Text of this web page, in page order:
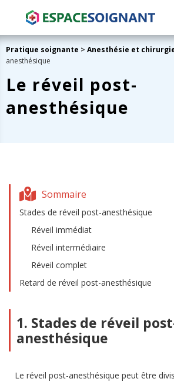
Pratique soignante > Anesthésie et
anesthésique
Le réveil post-
anesthésique
Sommaire
Stades de réveil post-anesthésique
Réveil immédiat
Réveil intermédiaire
Réveil complet
Retard de réveil post-anesthésique
1. Stades de réveil
anesthésique
Le réveil post-anesthésique peut être